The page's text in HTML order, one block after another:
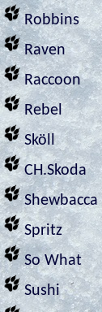
Robbins
Raven
Raccoon
Rebel
Sköll
CH.Skoda
Shewbacca
Spritz
So What
Sushi